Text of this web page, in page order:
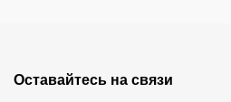
Оставайтесь на связи